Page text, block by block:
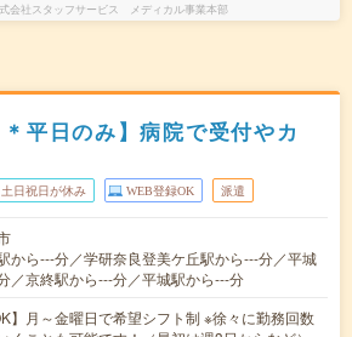
会社スタッフサービス メディカル事業本部
＊平日のみ】病院で受付やカ
土日祝日が休み WEB登録OK 派遣
から---分／学研奈良登美ケ丘駅から---分／平城
／京終駅から---分／平城駅から---分
】月～金曜日で希望シフト制 ※徐々に勤務回数